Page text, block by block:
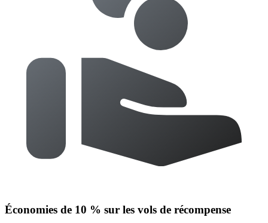
Économies de 10 % sur les vols de récompense